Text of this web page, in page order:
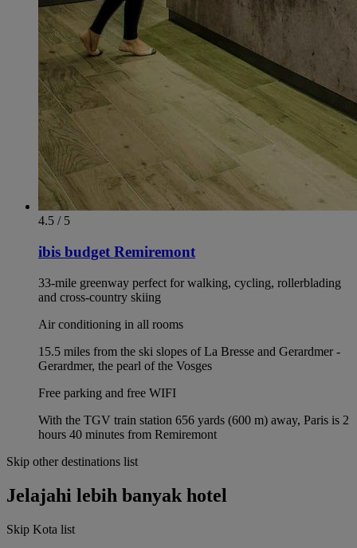
4.5 / 5
ibis budget Remiremont
33-mile greenway perfect for walking, cycling, rollerblading
and cross-country skiing
Air conditioning in all rooms
15.5 miles from the ski slopes of La Bresse and Gerardmer -
Gerardmer, the pearl of the Vosges
Free parking and free WIFI
With the TGV train station 656 yards (600 m) away, Paris is 2
hours 40 minutes from Remiremont
Skip other destinations list
Jelajahi lebih banyak hotel
Skip Kota list